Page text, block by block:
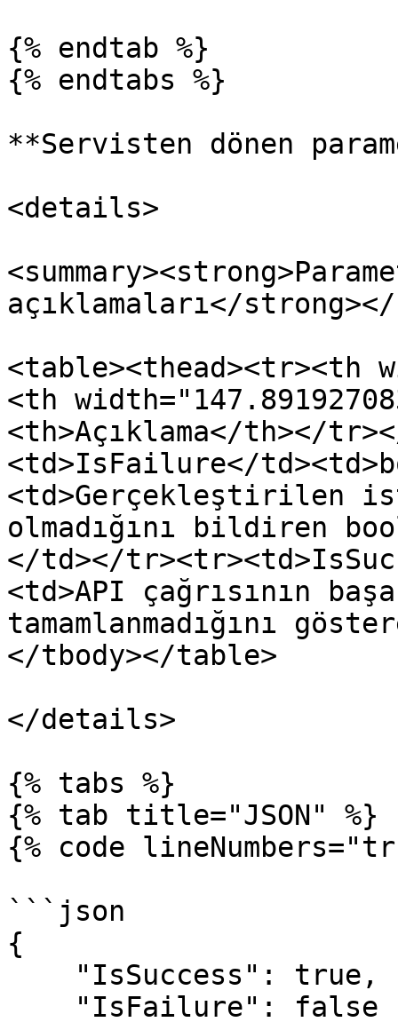
{% endtab %}
{% endtabs %}
**Servisten dönen
<details>
açıklamaları</strong></
<table><thead><tr><th
<th
<th>Açıklama</th></
<td>IsFailure</
<td>Gerçekleştirilen
olmadığını bildiren
</td></
<td>API çağrısının
tamamlanmadığını
</tbody></table>
</details>
{% tabs %}
{% tab title="JSON" %}
{% code
```json
{